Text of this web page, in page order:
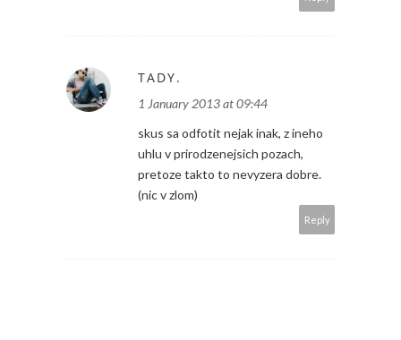
TADY.
1 January 2013 at 09:44
skus sa odfotit nejak inak, z ineho
uhlu v prirodzenejsich pozach,
pretoze takto to nevyzera dobre.
(nic v zlom)
Reply